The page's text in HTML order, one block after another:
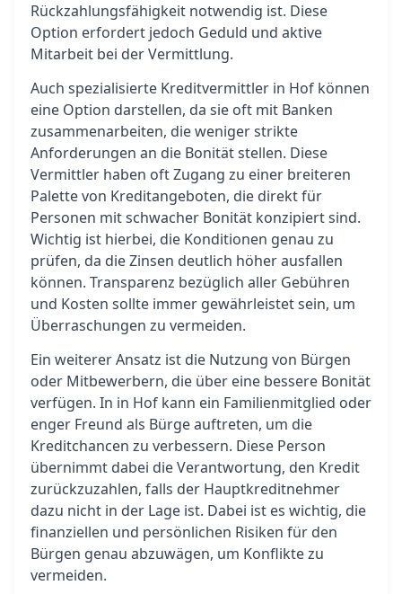
Rückzahlungsfähigkeit notwendig ist. Diese
Option erfordert jedoch Geduld und aktive
Mitarbeit bei der Vermittlung.
Auch spezialisierte Kreditvermittler in Hof können
eine Option darstellen, da sie oft mit Banken
zusammenarbeiten, die weniger strikte
Anforderungen an die Bonität stellen. Diese
Vermittler haben oft Zugang zu einer breiteren
Palette von Kreditangeboten, die direkt für
Personen mit schwacher Bonität konzipiert sind.
Wichtig ist hierbei, die Konditionen genau zu
prüfen, da die Zinsen deutlich höher ausfallen
können. Transparenz bezüglich aller Gebühren
und Kosten sollte immer gewährleistet sein, um
Überraschungen zu vermeiden.
Ein weiterer Ansatz ist die Nutzung von Bürgen
oder Mitbewerbern, die über eine bessere Bonität
verfügen. In in Hof kann ein Familienmitglied oder
enger Freund als Bürge auftreten, um die
Kreditchancen zu verbessern. Diese Person
übernimmt dabei die Verantwortung, den Kredit
zurückzuzahlen, falls der Hauptkreditnehmer
dazu nicht in der Lage ist. Dabei ist es wichtig, die
finanziellen und persönlichen Risiken für den
Bürgen genau abzuwägen, um Konflikte zu
vermeiden.